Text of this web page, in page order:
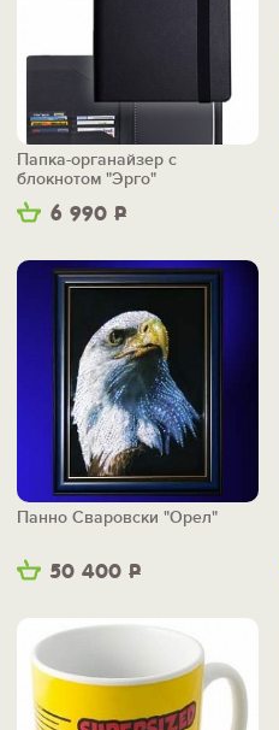
6 990 Р
Папка-органайзер с
блокнотом "Эрго"
50 400 Р
Панно Сваровски "Орел"